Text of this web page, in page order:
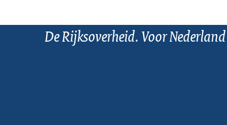
De Rijksoverheid. Voor Nederland